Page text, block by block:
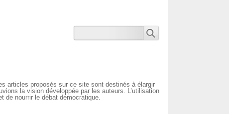
articles proposés sur ce site sont destinés à élargir
la vision développée par les auteurs. L’utilisation
de nourrir le débat démocratique.